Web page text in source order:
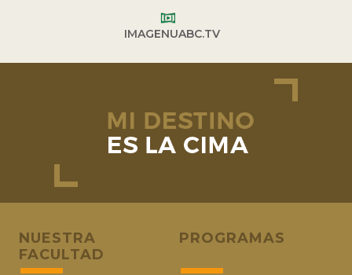
IMAGENUABC.TV
NUESTRA
FACULTAD
PROGRAMAS